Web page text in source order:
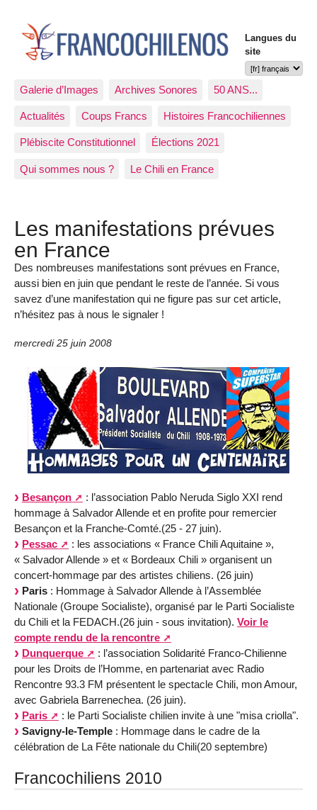
Langues du
site
Galerie d’Images Archives Sonores 50 ANS...
Actualités Coups Francs Histoires Francochiliennes
Plébiscite Constitutionnel Élections 2021
Qui sommes nous ? Le Chili en France
Les manifestations prévues
en France
Des nombreuses manifestations sont prévues en France,
aussi bien en juin que pendant le reste de l’année. Si vous
savez d’une manifestation qui ne figure pas sur cet article,
n’hésitez pas à nous le signaler !
mercredi 25 juin 2008
Besançon
: l’association Pablo Neruda Siglo XXI rend
hommage à Salvador Allende et en profite pour remercier
Besançon et la Franche-Comté.(25 - 27 juin).
Pessac
: les associations « France Chili Aquitaine »,
« Salvador Allende » et « Bordeaux Chili » organisent un
concert-hommage par des artistes chiliens. (26 juin)
Paris : Hommage à Salvador Allende à l’Assemblée
Nationale (Groupe Socialiste), organisé par le Parti Socialiste
du Chili et la FEDACH.(26 juin - sous invitation). Voir le
compte rendu de la rencontre
Dunquerque
: l’association Solidarité Franco-Chilienne
pour les Droits de l’Homme, en partenariat avec Radio
Rencontre 93.3 FM présentent le spectacle Chili, mon Amour,
avec Gabriela Barrenechea. (26 juin).
Paris
: le Parti Socialiste chilien invite à une "misa criolla".
Savigny-le-Temple : Hommage dans le cadre de la
célébration de La Fête nationale du Chili(20 septembre)
Francochiliens 2010